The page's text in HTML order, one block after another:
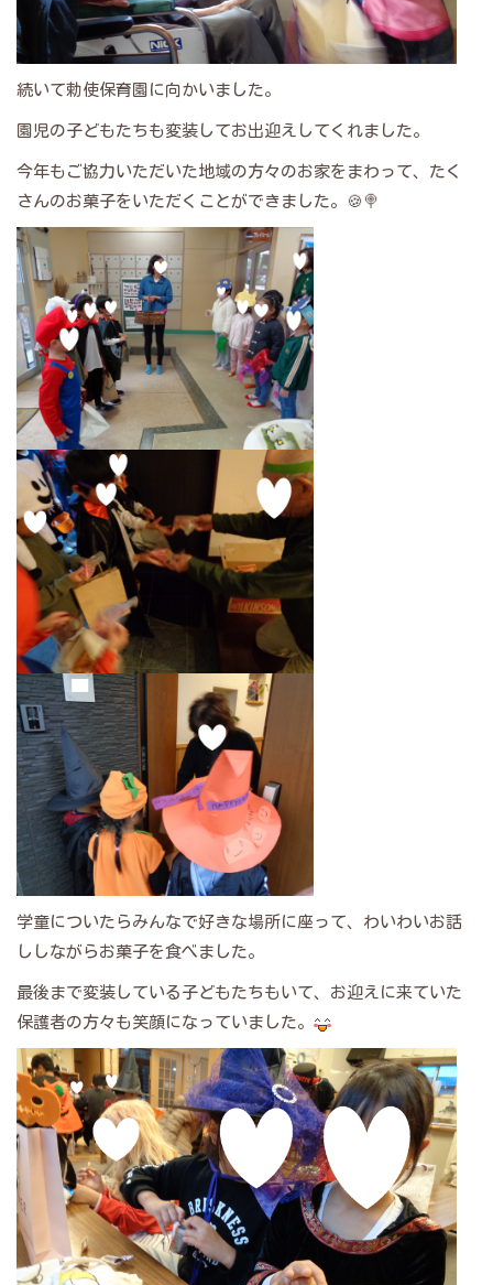
続いて勅使保育園に向かいました。
園児の子どもたちも変装してお出迎えしてくれました。
今年もご協力いただいた地域の方々のお家をまわって、たく
さんのお菓子をいただくことができました。🍪🍭
学童についたらみんなで好きな場所に座って、わいわいお話
ししながらお菓子を食べました。
最後まで変装している子どもたちもいて、お迎えに来ていた
保護者の方々も笑顔になっていました。